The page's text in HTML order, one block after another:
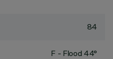
84
F - Flood 44°